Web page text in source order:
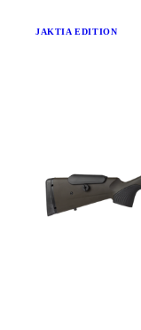
JAKTIA EDITION